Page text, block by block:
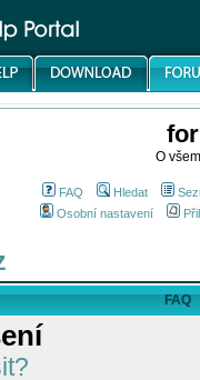
O
FAQ Hledat
Osobní nastavení
FAQ